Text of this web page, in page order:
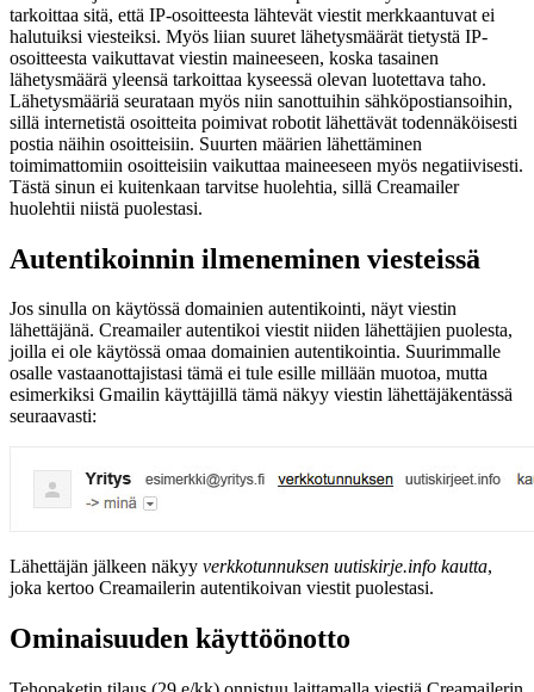
tarkoittaa sitä, että IP-osoitteesta lähtevät viestit merkkaantuvat ei
halutuiksi viesteiksi. Myös liian suuret lähetysmäärät tietystä IP-
osoitteesta vaikuttavat viestin maineeseen, koska tasainen
lähetysmäärä yleensä tarkoittaa kyseessä olevan luotettava taho.
Lähetysmääriä seurataan myös niin sanottuihin sähköpostiansoihin,
sillä internetistä osoitteita poimivat robotit lähettävät todennäköisesti
postia näihin osoitteisiin. Suurten määrien lähettäminen
toimimattomiin osoitteisiin vaikuttaa maineeseen myös negatiivisesti.
Tästä sinun ei kuitenkaan tarvitse huolehtia, sillä Creamailer
huolehtii niistä puolestasi.
Autentikoinnin ilmeneminen viesteissä
Jos sinulla on käytössä domainien autentikointi, näyt viestin
lähettäjänä. Creamailer autentikoi viestit niiden lähettäjien puolesta,
joilla ei ole käytössä omaa domainien autentikointia. Suurimmalle
osalle vastaanottajistasi tämä ei tule esille millään muotoa, mutta
esimerkiksi Gmailin käyttäjillä tämä näkyy viestin lähettäjäkentässä
seuraavasti:
Lähettäjän jälkeen näkyy verkkotunnuksen uutiskirje.info kautta,
joka kertoo Creamailerin autentikoivan viestit puolestasi.
Ominaisuuden käyttöönotto